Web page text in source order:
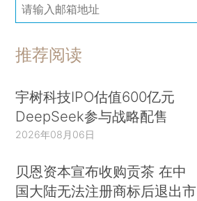
推荐阅读
宇树科技IPO估值600亿元
DeepSeek参与战略配售
2026年08月06日
贝恩资本宣布收购贡茶 在中
国大陆无法注册商标后退出市